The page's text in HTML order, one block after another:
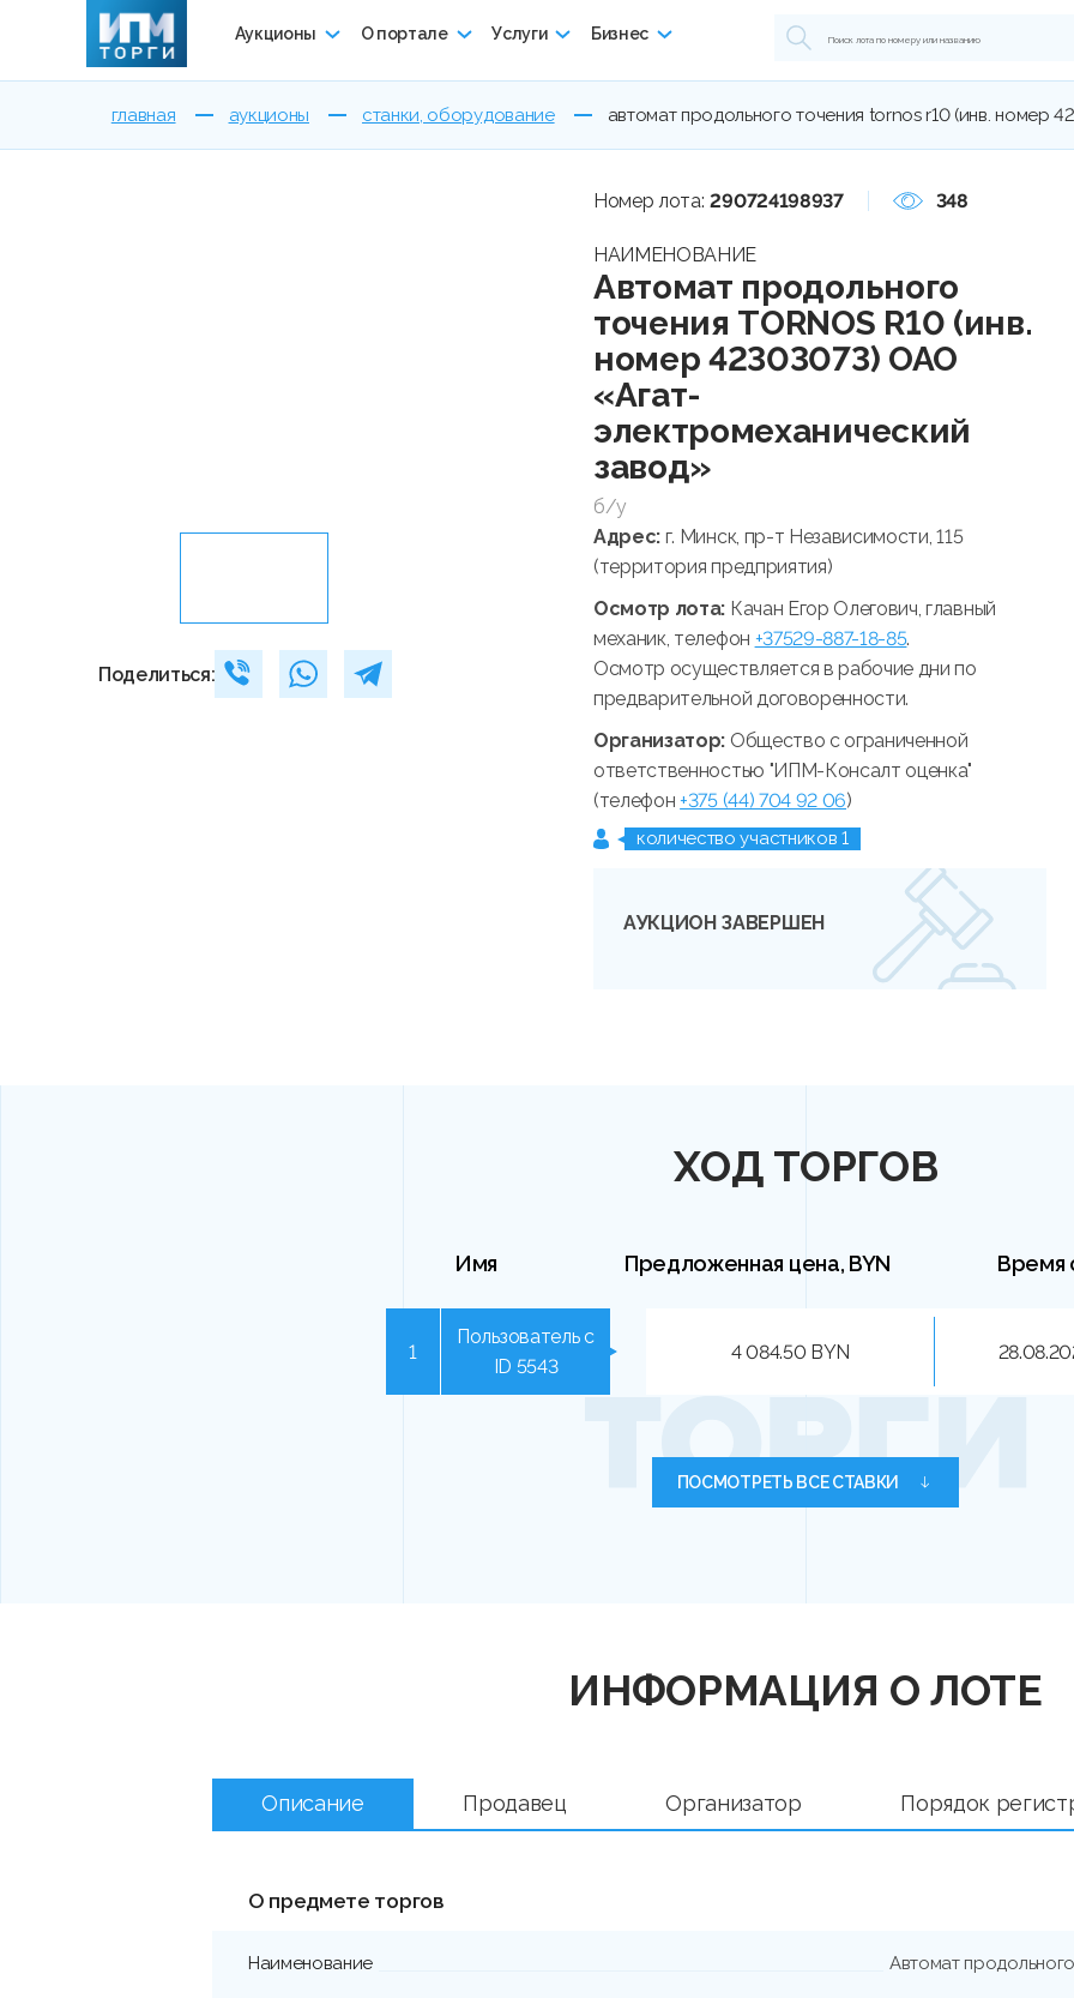
Аукционы О портале Услуги Бизнес
главная аукционы станки, оборудование автомат продольного точения tornos r10 (инв. номер
Поделиться:
Номер лота: 290724198937 348
НАИМЕНОВАНИЕ
Автомат продольного
точения TORNOS R10 (инв.
номер 42303073) ОАО
«Агат-
электромеханический
завод»
б/у
Адрес: г. Минск, пр-т Независимости, 115
(территория предприятия)
Осмотр лота: Качан Егор Олегович, главный
механик, телефон +37529-887-18-85.
Осмотр осуществляется в рабочие дни по
предварительной договоренности.
Организатор: Общество с ограниченной
ответственностью "ИПМ-Консалт оценка"
(телефон+375 (44) 704 92 06)
количество участников 1
АУКЦИОН ЗАВЕРШЕН
ХОД ТОРГОВ
Имя Предложенная цена, BYN Время
1
Пользователь с
ID 5543
4 084.50 BYN
ПОСМОТРЕТЬ ВСЕ СТАВКИ
ИНФОРМАЦИЯ О ЛОТЕ
Описание Продавец Организатор Порядок
О предмете торгов
Наименование Автомат